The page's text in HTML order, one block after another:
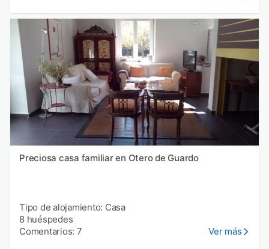
Preciosa casa familiar en Otero de Guardo
Tipo de alojamiento: Casa
8 huéspedes
Comentarios: 7
Ver más